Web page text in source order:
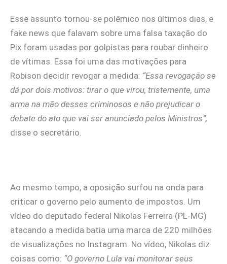
Esse assunto tornou-se polêmico nos últimos dias, e
fake news que falavam sobre uma falsa taxação do
Pix foram usadas por golpistas para roubar dinheiro
de vítimas. Essa foi uma das motivações para
Robison decidir revogar a medida: “Essa revogação se
dá por dois motivos: tirar o que virou, tristemente, uma
arma na mão desses criminosos e não prejudicar o
debate do ato que vai ser anunciado pelos Ministros”,
disse o secretário.
Ao mesmo tempo, a oposição surfou na onda para
criticar o governo pelo aumento de impostos. Um
vídeo do deputado federal Nikolas Ferreira (PL-MG)
atacando a medida batia uma marca de 220 milhões
de visualizações no Instagram. No vídeo, Nikolas diz
coisas como: “O governo Lula vai monitorar seus